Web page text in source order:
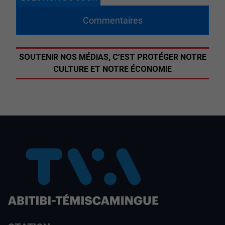
Commentaires
SOUTENIR NOS MÉDIAS, C’EST PROTÉGER NOTRE
CULTURE ET NOTRE ÉCONOMIE